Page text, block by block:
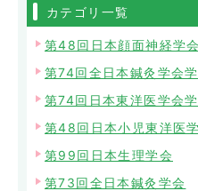
カテゴリ一覧
第48回日本顔面神経学会
第74回全日本鍼灸学会
第74回日本東洋医学会
第48回日本小児東洋医
第99回日本生理学会
第73回全日本鍼灸学会